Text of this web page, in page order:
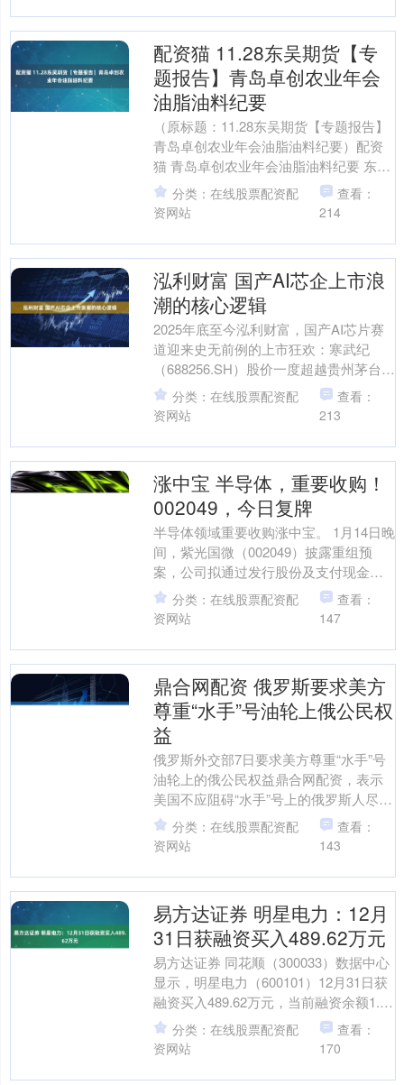
配资猫 11.28东吴期货【专
题报告】青岛卓创农业年会
油脂油料纪要
（原标题：11.28东吴期货【专题报告】
青岛卓创农业年会油脂油料纪要）配资
猫 青岛卓创农业年会油脂油料纪要 东吴
期货....
分类：在线股票配资配
资网站
查看：
214
泓利财富 国产AI芯企上市浪
潮的核心逻辑
2025年底至今泓利财富，国产AI芯片赛
道迎来史无前例的上市狂欢：寒武纪
（688256.SH）股价一度超越贵州茅台
（600519.SH），摩尔线程-U（6887....
分类：在线股票配资配
资网站
查看：
213
涨中宝 半导体，重要收购！
002049，今日复牌
半导体领域重要收购涨中宝。 1月14日晚
间，紫光国微（002049）披露重组预
案，公司拟通过发行股份及支付现金的
方式向南昌建恩、北京广盟、天津瑞
芯、建投华科等1....
分类：在线股票配资配
资网站
查看：
147
鼎合网配资 俄罗斯要求美方
尊重“水手”号油轮上俄公民权
益
俄罗斯外交部7日要求美方尊重“水手”号
油轮上的俄公民权益鼎合网配资，表示
美国不应阻碍“水手”号上的俄罗斯人尽快
返回家园。 ​​​ 更多热点速报、权威资讯、
深度分....
分类：在线股票配资配
资网站
查看：
143
易方达证券 明星电力：12月
31日获融资买入489.62万元
易方达证券 同花顺（300033）数据中心
显示，明星电力（600101）12月31日获
融资买入489.62万元，当前融资余额1.95
亿元，占流通市值的3.85%....
分类：在线股票配资配
资网站
查看：
170